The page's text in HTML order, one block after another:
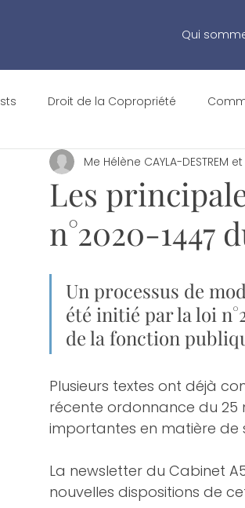
Qui
Droit de la Copropriété
Les
n°2020-1447
Me Hélène CAYLA-DESTREM
Un processus de
été initié par la loi
de la fonction
Plusieurs textes ont déjà
récente ordonnance du 25
importantes en matière de
La newsletter du Cabinet
nouvelles dispositions de